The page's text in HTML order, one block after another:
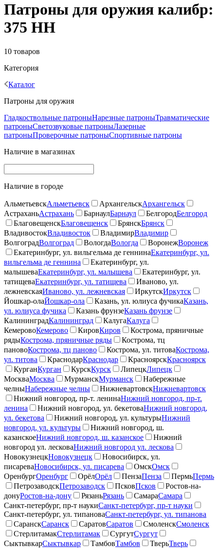
Патроны для оружия калибр:
375 HH
10 товаров
Категория
Каталог
Патроны для оружия
Гладкоствольные патроныНарезные патроныТравматические
патроныСветозвуковые патроныЛазерные
патроныПроверочные патроныСпортивные патроны
Наличие в магазинах
Наличие в городе
АльметьевскАльметьевск АрхангельскАрхангельск
АстраханьАстрахань БарнаулБарнаул БелгородБелгород
БлаговещенскБлаговещенск БрянскБрянск
ВладивостокВладивосток ВладимирВладимир
ВолгоградВолгоград ВологдаВологда ВоронежВоронеж
Екатеринбург, ул. вильгельма де геннинаЕкатеринбург, ул.
вильгельма де геннина
Екатеринбург, ул.
малышеваЕкатеринбург, ул. малышева
Екатеринбург, ул.
татищеваЕкатеринбург, ул. татищева
Иваново, ул.
лежневскаяИваново, ул. лежневская ИркутскИркутск
Йошкар-олаЙошкар-ола Казань, ул. юлиуса фучикаКазань,
ул. юлиуса фучика
Казань фрунзеКазань фрунзе
КалининградКалининград КалугаКалуга
КемеровоКемерово КировКиров
Кострома, пряничные
рядыКострома, пряничные ряды
Кострома, тц
пановоКострома, тц паново Кострома, ул. титоваКострома,
ул. титова
КраснодарКраснодар КрасноярскКрасноярск
КурганКурган КурскКурск ЛипецкЛипецк
МоскваМосква МурманскМурманск
Набережные
челныНабережные челны НижневартовскНижневартовск
Нижний новгород, пр-т. ленинаНижний новгород, пр-т.
ленина
Нижний новгород, ул. бекетоваНижний новгород,
ул. бекетова
Нижний новгород, ул. культурыНижний
новгород, ул. культуры
Нижний новгород, ш.
казанскоеНижний новгород, ш. казанское
Нижний
новгород ул. лесковаНижний новгород ул. лескова
НовокузнецкНовокузнецк
Новосибирск, ул.
писареваНовосибирск, ул. писарева ОмскОмск
ОренбургОренбург ОрёлОрёл ПензаПенза ПермьПермь
ПетрозаводскПетрозаводск ПсковПсков
Ростов-на-
донуРостов-на-дону РязаньРязань СамараСамара
Санкт-петербург, пр-т наукиСанкт-петербург, пр-т науки
Санкт-петербург, ул. типановаСанкт-петербург, ул. типанова
СаранскСаранск СаратовСаратов СмоленскСмоленск
СтерлитамакСтерлитамак СургутСургут
СыктывкарСыктывкар ТамбовТамбов ТверьТверь